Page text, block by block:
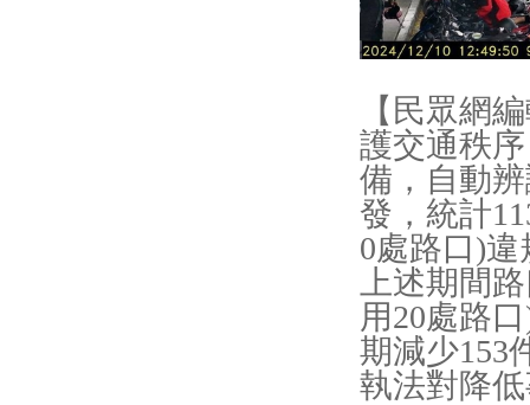
【民眾網
護交通秩
備，自動
發，統計
0處路口)
上述期間
用20處路
期減少153
執法對降